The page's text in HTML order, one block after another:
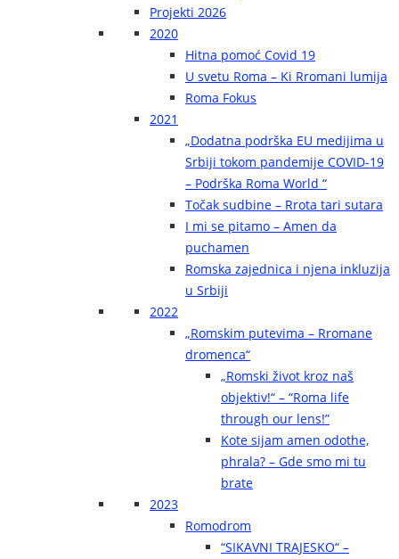
Projekti 2026
2020
Hitna pomoć Covid 19
U svetu Roma – Ki Rromani lumija
Roma Fokus
2021
„Dodatna podrška EU medijima u
Srbiji tokom pandemije COVID-19
– Podrška Roma World “
Točak sudbine – Rrota tari sutara
I mi se pitamo – Amen da
puchamen
Romska zajednica i njena inkluzija
u Srbiji
2022
„Romskim putevima – Rromane
dromenca“
„Romski život kroz naš
objektiv!“ – “Roma life
through our lens!”
Kote sijam amen odothe,
phrala? – Gde smo mi tu
brate
2023
Romodrom
“SIKAVNI TRAJESKO“ –